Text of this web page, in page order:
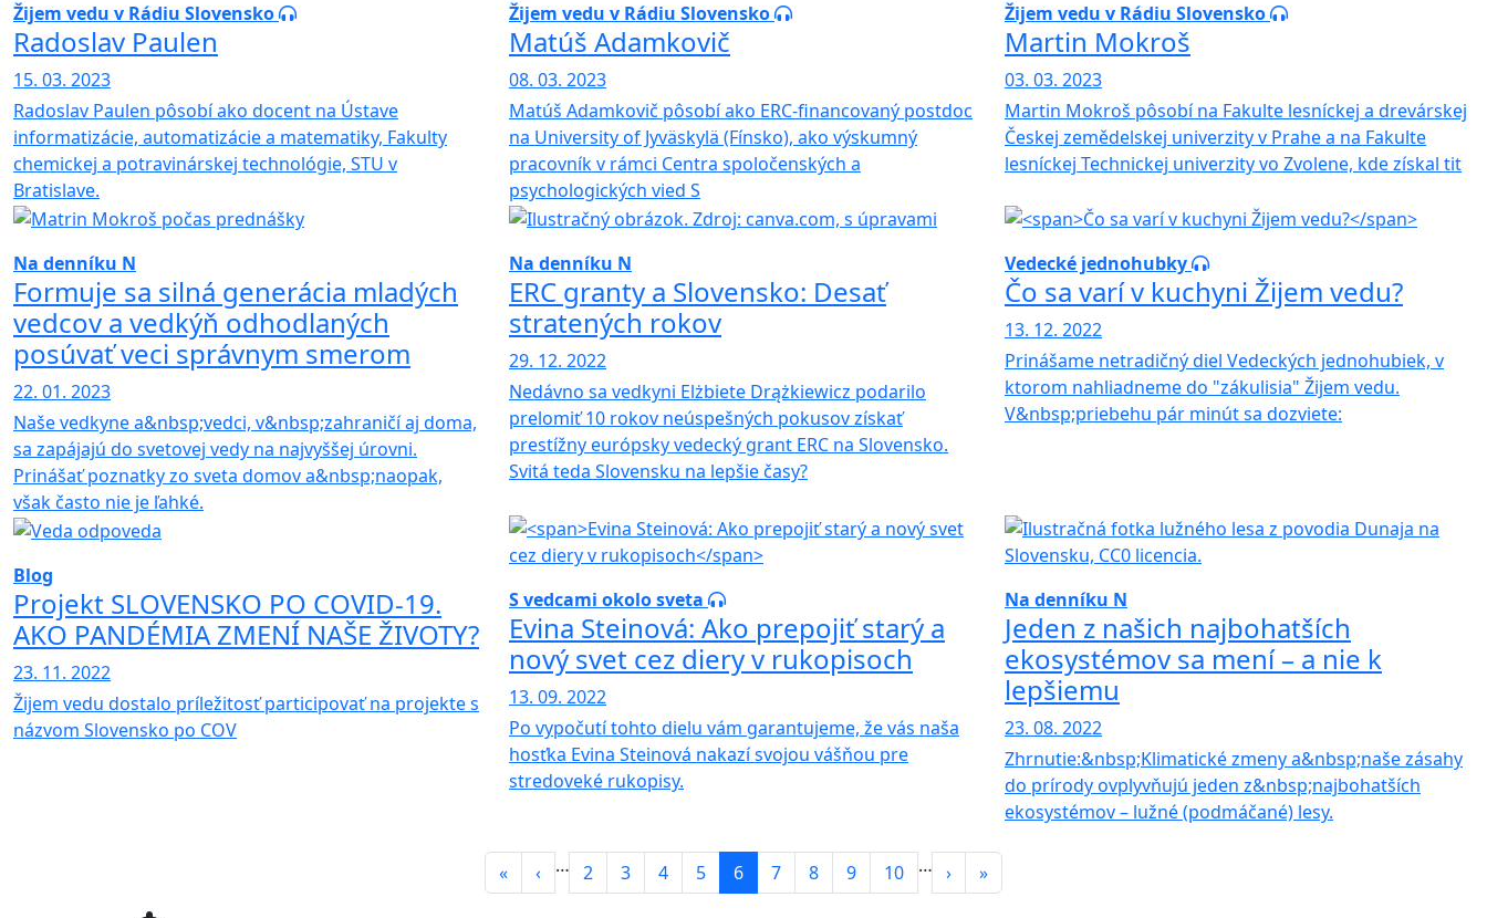
Žijem vedu v Rádiu Slovensko
Radoslav Paulen
15. 03. 2023
Radoslav Paulen pôsobí ako docent na Ústave
informatizácie, automatizácie a matematiky, Fakulty
chemickej a potravinárskej technológie, STU v
Bratislave.
Žijem vedu v Rádiu Slovensko
Matúš Adamkovič
08. 03. 2023
Matúš Adamkovič pôsobí ako ERC-financovaný postdoc
na University of Jyväskylä (Fínsko), ako výskumný
pracovník v rámci Centra spoločenských a
psychologických vied S
Žijem vedu v Rádiu Slovensko
Martin Mokroš
03. 03. 2023
Martin Mokroš pôsobí na Fakulte lesníckej a drevárskej
Českej zemědelskej univerzity v Prahe a na Fakulte
lesníckej Technickej univerzity vo Zvolene, kde získal tit
Na denníku N
Formuje sa silná generácia mladých
vedcov a vedkýň odhodlaných
posúvať veci správnym smerom
22. 01. 2023
Naše vedkyne a&nbsp;vedci, v&nbsp;zahraničí aj doma,
sa zapájajú do svetovej vedy na najvyššej úrovni.
Prinášať poznatky zo sveta domov a&nbsp;naopak,
však často nie je ľahké.
Na denníku N
ERC granty a Slovensko: Desať
stratených rokov
29. 12. 2022
Nedávno sa vedkyni Elżbiete Drążkiewicz podarilo
prelomiť 10 rokov neúspešných pokusov získať
prestížny európsky vedecký grant ERC na Slovensko.
Svitá teda Slovensku na lepšie časy?
Vedecké jednohubky
Čo sa varí v kuchyni Žijem vedu?
13. 12. 2022
Prinášame netradičný diel Vedeckých jednohubiek, v
ktorom nahliadneme do "zákulisia" Žijem vedu.
V&nbsp;priebehu pár minút sa dozviete:
Blog
​​Projekt SLOVENSKO PO COVID-19.
AKO PANDÉMIA ZMENÍ NAŠE ŽIVOTY?
23. 11. 2022
Žijem vedu dostalo príležitosť participovať na projekte s
názvom Slovensko po COV
S vedcami okolo sveta
Evina Steinová: Ako prepojiť starý a
nový svet cez diery v rukopisoch
13. 09. 2022
Po vypočutí tohto dielu vám garantujeme, že vás naša
hosťka Evina Steinová nakazí svojou vášňou pre
stredoveké rukopisy.
Na denníku N
Jeden z našich najbohatších
ekosystémov sa mení – a nie k
lepšiemu
23. 08. 2022
Zhrnutie:&nbsp;Klimatické zmeny a&nbsp;naše zásahy
do prírody ovplyvňujú jeden z&nbsp;najbohatších
ekosystémov – lužné (podmáčané) lesy.
Pagination
First page
« Previous page
‹ … Page
2 Page
3 Page
4 Page
5 Aktuálna stránka
6 Page
7 Page
8 Page
9 Page
10 … Ďalšia strana
› Posledná strana
»